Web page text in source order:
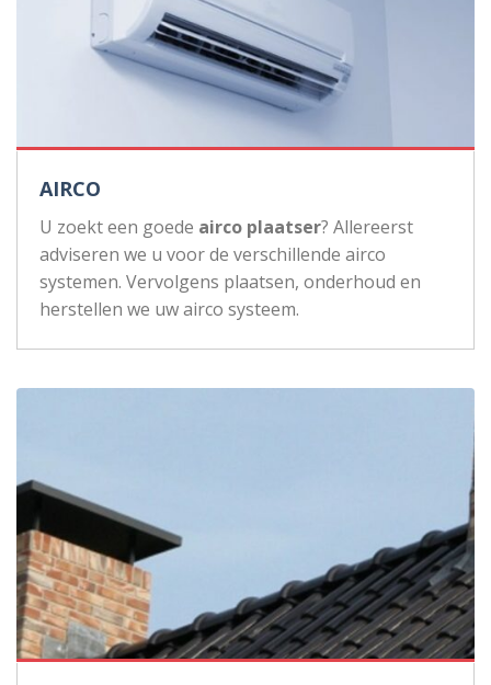
AIRCO
U zoekt een goede airco plaatser? Allereerst
adviseren we u voor de verschillende airco
systemen. Vervolgens plaatsen, onderhoud en
herstellen we uw airco systeem.